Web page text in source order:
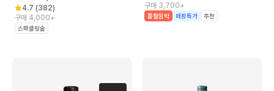
4.7 (382)
구매 4,000+
스파클링술
구매 3,700+
품절임박 매장특가 추천